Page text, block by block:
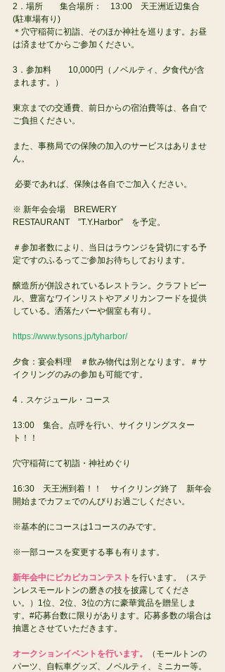
2．場所        集合場所：　13:00　天王洲近辺集合
(駐車場有り)
＊穴守稲荷に初詣、そのほか神社を巡ります。お昼
は済ませてからご参加ください。
3．参加料        10,000円（ノベルティ、夕食代が含
まれます。）
東京までの交通費、前日からの宿泊費等は、各自で
ご負担ください。
また、事務局での保険の加入のサービスはありませ
ん。
必要であれば、保険は各自でご加入ください。
※ 新年会会場    BREWERY
RESTAURANT　”T.Y.Harbor”　を予定。
＃参加者数により、当日はラウンジを貸切にする予
定ですのふるってご参加お待ちしております。
醸造所が併設されているレストラン。クラフトビー
ル、豊富なワインリストやアメリカンフードを提供
している。洒落たバーや個室も有り。
https://www.tysons.jp/tyharbor/
夕食：宴会料理　＃飲み物代は別となります。＃サ
イクリングのみの参加も可能です。
4．スケジュール・コース
13:00　集合。点呼を行い、サイクリングスター
ト！！
穴守稲荷にて初詣・神社めぐり
16:30　天王洲到着！！　サイクリング終了　新年会
開始までカフェでのんびりお過ごしください。
※基本的にコースは1コースのみです。
※一部コースを変更する事も有ります。
新年会中にピカピカコンテスト を行います。（ステ
ンレスモールトンの磨きの技を披露してくださ
い。）1位、2位、3位の方に豪華賞品を贈呈しま
す。#応募台数に限りがあります。応募多数の場合は
抽選とさせていただきます。
オークションイベントを行います。
（モールトンの
パーツ、自転車グッズ、ノベルティ、ミニカー等。